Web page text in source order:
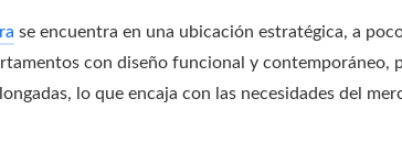
se encuentra en una ubicación estratégica, a
con diseño funcional y contemporáneo,
lo que encaja con las necesidades del